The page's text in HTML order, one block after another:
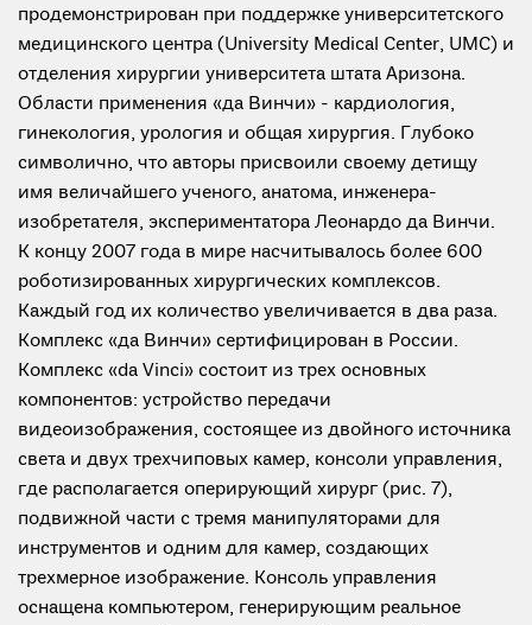
продемонстрирован при поддержке университетского
медицинского центра (University Medical Center, UMC) и
отделения хирургии университета штата Аризона.
Области применения «да Винчи» - кардиология,
гинекология, урология и общая хирургия. Глубоко
символично, что авторы присвоили своему детищу
имя величайшего ученого, анатома, инженера-
изобретателя, экспериментатора Леонардо да Винчи.
К концу 2007 года в мире насчитывалось более 600
роботизированных хирургических комплексов.
Каждый год их количество увеличивается в два раза.
Комплекс «да Винчи» сертифицирован в России.
Комплекс «da Vinci» состоит из трех основных
компонентов: устройство передачи
видеоизображения, состоящее из двойного источника
света и двух трехчиповых камер, консоли управления,
где располагается оперирующий хирург (рис. 7),
подвижной части с тремя манипуляторами для
инструментов и одним для камер, создающих
трехмерное изображение. Консоль управления
оснащена компьютером, генерирующим реальное